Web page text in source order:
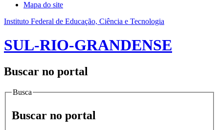
Mapa do site
Instituto Federal de Educação, Ciência e Tecnologia
SUL-RIO-GRANDENSE
Buscar no portal
Busca
Buscar no portal